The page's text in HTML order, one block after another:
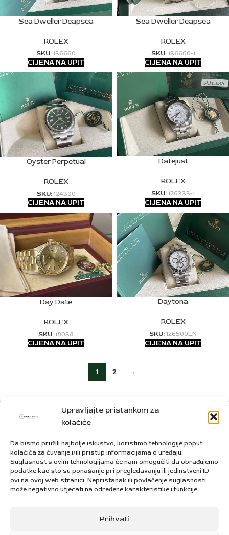
Upravljajte pristankom za
kolačiće
Da bismo pružili najbolje iskustvo, koristimo tehnologije poput
kolačića za čuvanje i/ili pristup informacijama o uređaju.
Suglasnost s ovim tehnologijama će nam omogućiti da obrađujemo
podatke kao što su ponašanje pri pregledavanju ili jedinstveni ID-
ovi na ovoj web stranici. Nepristanak ili povlačenje suglasnosti
može negativno utjecati na određene karakteristike i funkcije.
Prihvati
Sea Dweller Deapsea
ROLEX
SKU:136660
CIJENA NA UPIT
Sea Dweller Deapsea
ROLEX
SKU:136660-1
CIJENA NA UPIT
Oyster Perpetual
ROLEX
SKU:124300
CIJENA NA UPIT
Datejust
ROLEX
SKU:126333-1
CIJENA NA UPIT
Day Date
ROLEX
SKU:18038
CIJENA NA UPIT
Daytona
ROLEX
SKU:126500LN
CIJENA NA UPIT
1 2 →
WATCHIMPEX d.o.o. za trgovinu i usluge
Snježnička ulica 25, 31000, Osijek, Hrvatska
Tel: +385 95 303 3333
Mail: info@watchimpex.com